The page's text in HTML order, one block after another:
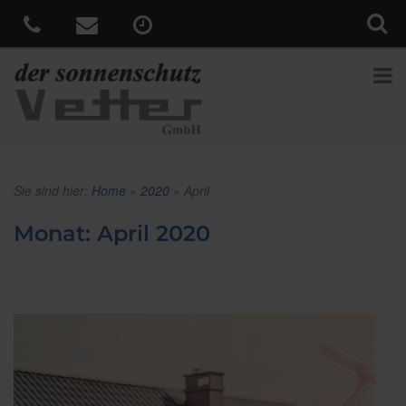
Sie sind hier: Home » 2020 » April
Monat: April 2020